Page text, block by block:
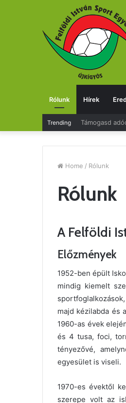
Rólunk Hírek
Trending
Home / Rólunk
Rólunk
A Felföldi
Előzmények
1952-ben épült
mindig kiemelt
majd kézilabda és
1960-as évek
és 4 tusa, foci,
tényezővé,
egyesület is viseli.
1970-es évektől
szerepe volt az